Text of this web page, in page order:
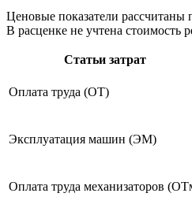
Ценовые показатели
В расценке не учтена
Статьи затрат
Оплата труда (ОТ)
Эксплуатация машин (ЭМ)
Оплата труда механизаторов